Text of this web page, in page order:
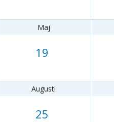
Maj
19
Augusti
25